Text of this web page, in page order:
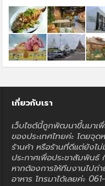
เกี่ยวกับเรา
เว็บไซต์นี้ถูกพัฒนาขึ้นมาเ
ของประเทศไทยค่ะ โดยจุด
ร้านค้า หรือร้านที่ดีแต่ยังไ
ประกาศเพื่อประชาสัมพันธ์
หากต้องการให้ทีมงานไป
อาหาร โทรมาได้เลยค่ะ